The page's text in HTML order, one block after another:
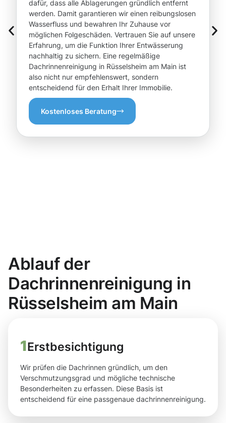
dafür, dass alle Ablagerungen gründlich entfernt
werden. Damit garantieren wir einen reibungslosen
Wasserfluss und bewahren Ihr Zuhause vor
möglichen Folgeschäden. Vertrauen Sie auf unsere
Erfahrung, um die Funktion Ihrer Entwässerung
nachhaltig zu sichern. Eine regelmäßige
Dachrinnenreinigung in Rüsselsheim am Main ist
also nicht nur empfehlenswert, sondern
entscheidend für den Erhalt Ihrer Immobilie.
Kostenloses Beratung
Ablauf der
Dachrinnenreinigung in
Rüsselsheim am Main
1Erstbesichtigung
Wir prüfen die Dachrinnen gründlich, um den
Verschmutzungsgrad und mögliche technische
Besonderheiten zu erfassen. Diese Basis ist
entscheidend für eine passgenaue dachrinnenreinigung.